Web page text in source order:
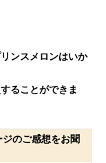
ンスメロンはいか
ることができま
のご感想をお聞